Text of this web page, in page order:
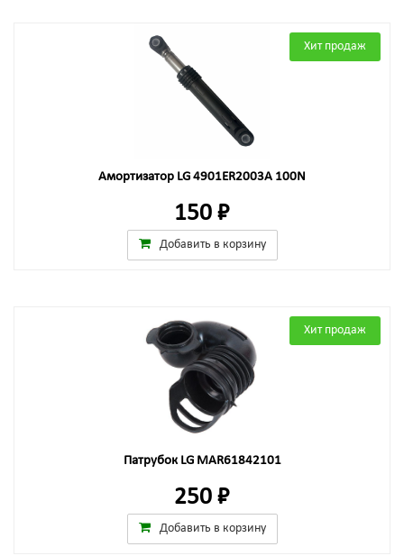
Хит продаж
Амортизатор LG 4901ER2003A 100N
150 ₽
Добавить в корзину
Хит продаж
Патрубок LG MAR61842101
250 ₽
Добавить в корзину